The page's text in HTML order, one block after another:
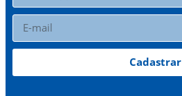
Cadastrar